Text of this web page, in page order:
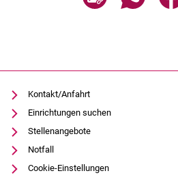
Kontakt/Anfahrt
Einrichtungen suchen
Stellenangebote
Notfall
Cookie-Einstellungen